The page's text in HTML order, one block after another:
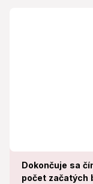
Dokončuje sa
počet začatých